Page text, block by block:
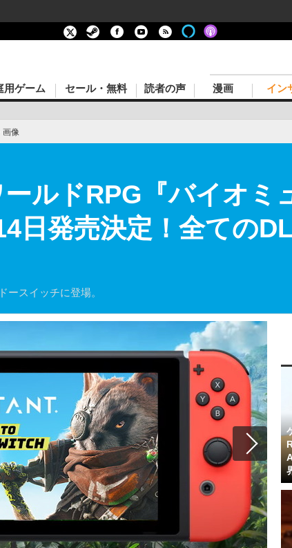
用ゲーム セール・無料 読者の声 漫画 イン
画像
ルドRPG『バイオミ
日発売決定！全ての
ースイッチに登場。